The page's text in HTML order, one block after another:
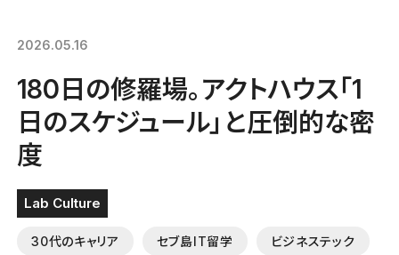
2026.05.16
180日の修羅場。アクトハウス「1
日のスケジュール」と圧倒的な密
度
Lab Culture
30代のキャリア セブ島IT留学 ビジネステック